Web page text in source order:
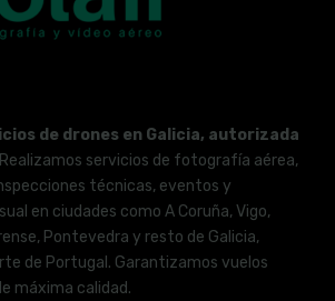
de drones en Galicia, autorizada
Realizamos servicios de fotografía aérea,
técnicas, eventos y
en ciudades como A Coruña, Vigo,
Pontevedra y resto de Galicia,
de Portugal. Garantizamos vuelos
máxima calidad.